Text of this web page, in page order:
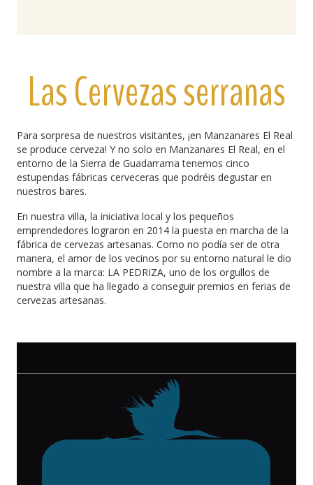
Las Cervezas serranas
Para sorpresa de nuestros visitantes, ¡en Manzanares El Real
se produce cerveza! Y no solo en Manzanares El Real, en el
entorno de la Sierra de Guadarrama tenemos cinco
estupendas fábricas cerveceras que podréis degustar en
nuestros bares.
En nuestra villa, la iniciativa local y los pequeños
emprendedores lograron en 2014 la puesta en marcha de la
fábrica de cervezas artesanas. Como no podía ser de otra
manera, el amor de los vecinos por su entorno natural le dio
nombre a la marca: LA PEDRIZA, uno de los orgullos de
nuestra villa que ha llegado a conseguir premios en ferias de
cervezas artesanas.